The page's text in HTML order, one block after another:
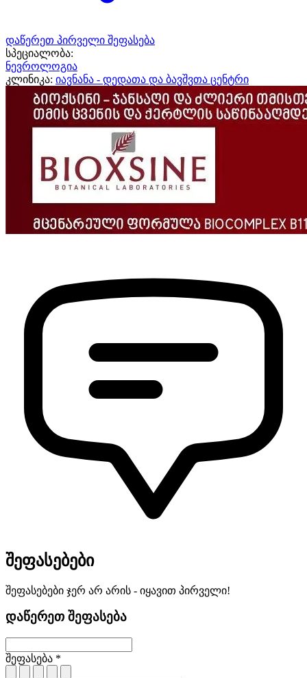
დაწერეთ პირველი შეფასება
სპეციალობა:
ნევროლოგია
კლინიკა: იავნანა - დედათა და ბავშვთა ცენტრი
შეფასებები
შეფასებები ჯერ არ არის - იყავით პირველი!
დაწერეთ შეფასება
შეფასება *